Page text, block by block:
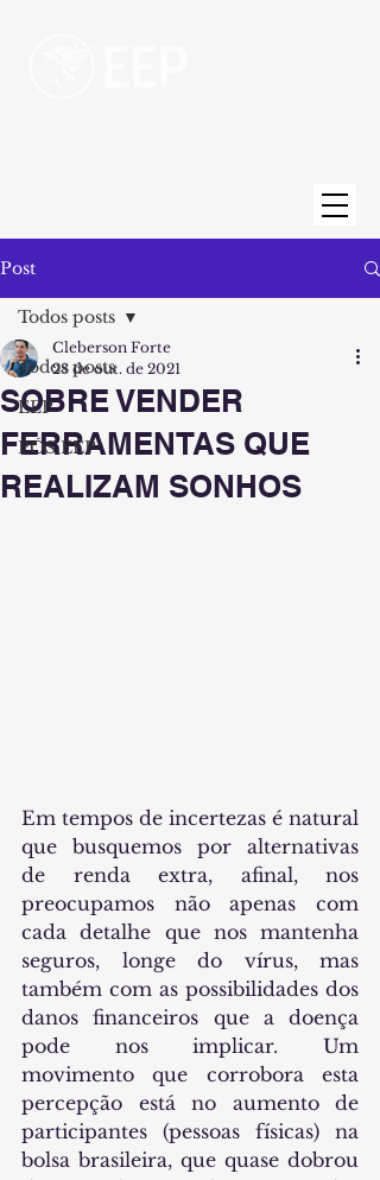
Post
Todos posts
EEP
PÓS EEP
Todos posts
SOBRE VENDER
FERRAMENTAS QUE
REALIZAM SONHOS
Cleberson Forte
28 de out. de 2021
Em tempos de incertezas é natural
que busquemos por alternativas
de renda extra, afinal, nos
preocupamos não apenas com
cada detalhe que nos mantenha
seguros, longe do vírus, mas
também com as possibilidades dos
danos financeiros que a doença
pode nos implicar. Um
movimento que corrobora esta
percepção está no aumento de
participantes (pessoas físicas) na
bolsa brasileira, que quase dobrou